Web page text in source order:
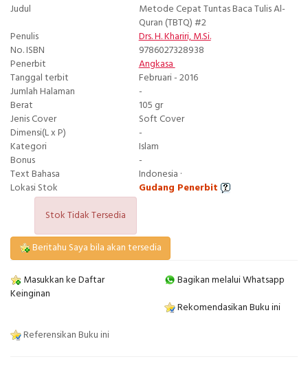
Judul
Metode Cepat Tuntas Baca Tulis Al-
Quran (TBTQ) #2
Penulis
Drs. H. Khariri, M.Si.
No. ISBN
9786027328938
Penerbit
Angkasa
Tanggal terbit
Februari - 2016
Jumlah Halaman
-
Berat
105 gr
Jenis Cover
Soft Cover
Dimensi(L x P)
-
Kategori
Islam
Bonus
-
Text Bahasa
Indonesia ·
Lokasi Stok
Gudang Penerbit
Stok Tidak Tersedia
Beritahu Saya bila akan tersedia
Masukkan ke Daftar
Keinginan
Bagikan melalui Whatsapp
Rekomendasikan Buku ini
Referensikan Buku ini